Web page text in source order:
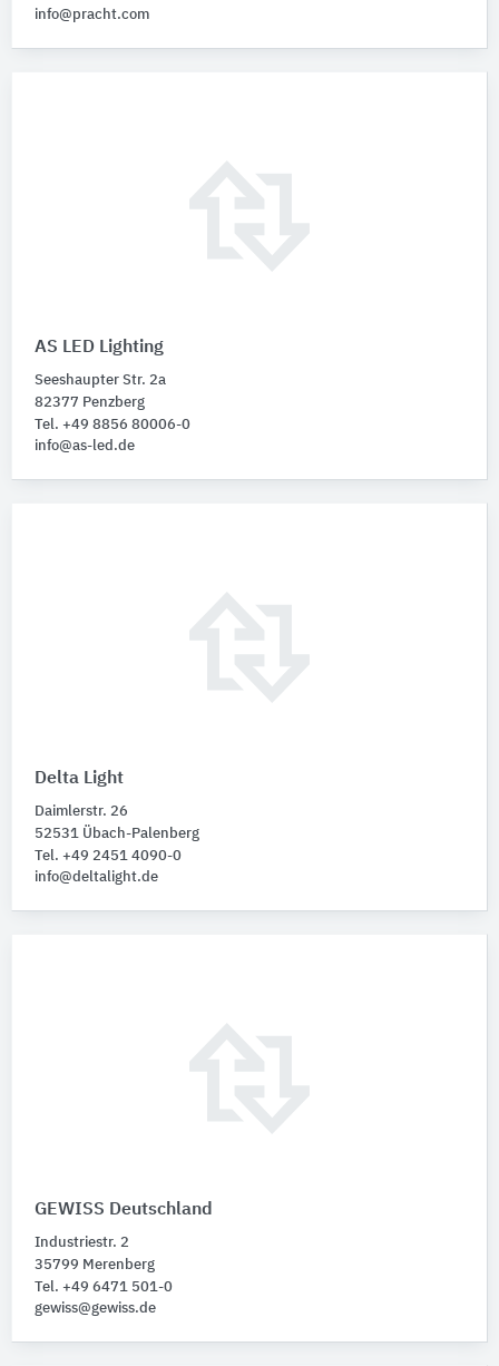
info@pracht.com
AS LED Lighting
Seeshaupter Str. 2a
82377 Penzberg
Tel. +49 8856 80006-0
info@as-led.de
Delta Light
Daimlerstr. 26
52531 Übach-Palenberg
Tel. +49 2451 4090-0
info@deltalight.de
GEWISS Deutschland
Industriestr. 2
35799 Merenberg
Tel. +49 6471 501-0
gewiss@gewiss.de